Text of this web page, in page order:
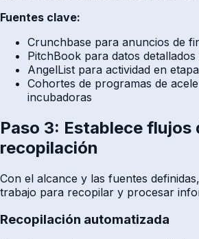
Fuentes clave:
Crunchbase para anuncios de
PitchBook para datos
AngelList para actividad en
Cohortes de programas de
incubadoras
Paso 3: Establece flujos
recopilación
Con el alcance y las fuentes
trabajo para recopilar y procesar
Recopilación automatizada